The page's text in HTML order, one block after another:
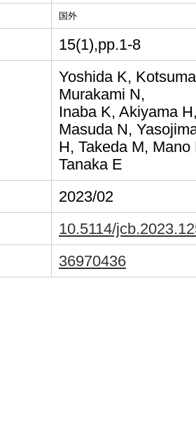
国外
15(1),pp.1-8
Yoshida K,
Murakami N,
Inaba K, Akiyama
Masuda N,
H, Takeda M,
Tanaka E
2023/02
10.5114/
36970436